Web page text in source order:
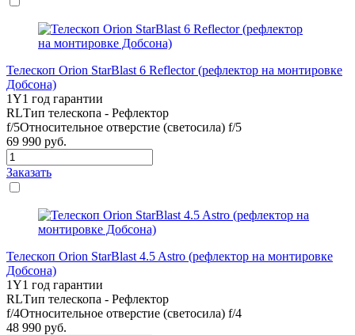
Телескоп Orion StarBlast 6 Reflector (рефлектор на монтировке
Добсона)
1Y1 год гарантии
RLТип телескопа - Рефлектор
f/5Относительное отверстие (светосила) f/5
69 990 руб.
Заказать
Телескоп Orion StarBlast 4.5 Astro (рефлектор на монтировке
Добсона)
1Y1 год гарантии
RLТип телескопа - Рефлектор
f/4Относительное отверстие (светосила) f/4
48 990 руб.